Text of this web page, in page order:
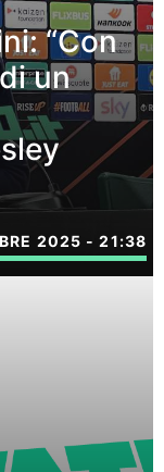
“Con
un
2025 - 21:38